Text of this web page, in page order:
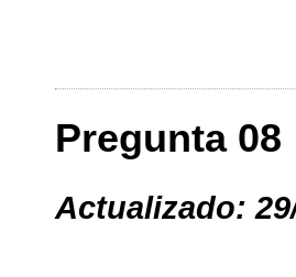
Pregunta 08
Actualizado: